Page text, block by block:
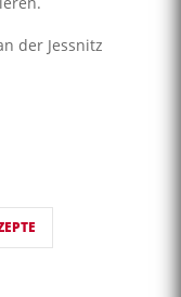
der Jessnitz